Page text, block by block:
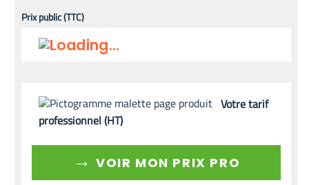
Prix public (TTC)
Votre tarif
professionnel (HT)
→ VOIR MON PRIX PRO